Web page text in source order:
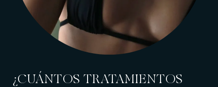
¿CUÁNTOS TRATAMIENTOS